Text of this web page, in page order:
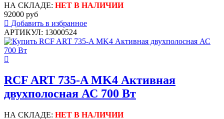
НА СКЛАДЕ: НЕТ В НАЛИЧИИ
92000 руб
Добавить в избранное
АРТИКУЛ: 13000524
RCF ART 735-A MK4 Активная
двухполосная АС 700 Вт
НА СКЛАДЕ: НЕТ В НАЛИЧИИ